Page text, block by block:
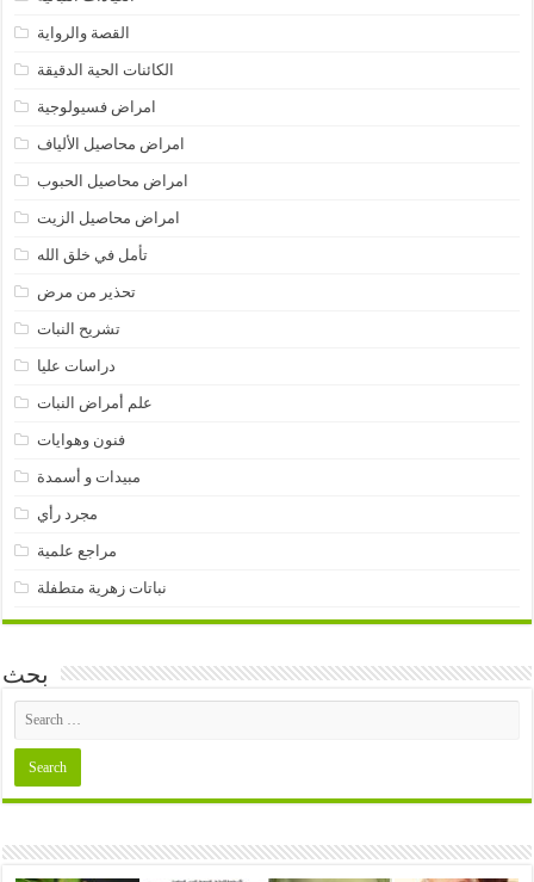
القصة والرواية
الكائنات الحية الدقيقة
امراض فسيولوجية
امراض محاصيل الألياف
امراض محاصيل الحبوب
امراض محاصيل الزيت
تأمل في خلق الله
تحذير من مرض
تشريح النبات
دراسات عليا
علم أمراض النبات
فنون وهوايات
مبيدات و أسمدة
مجرد رأي
مراجع علمية
نباتات زهرية متطفلة
بحث